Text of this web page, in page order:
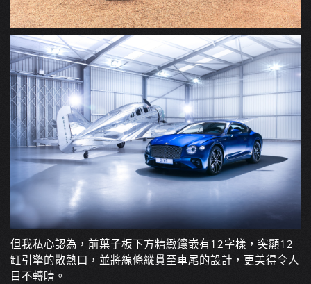
但我私心認為，前葉子板下方精緻鑲嵌有12字樣，突顯12
缸引擎的散熱口，並將線條縱貫至車尾的設計，更美得令人
目不轉睛。